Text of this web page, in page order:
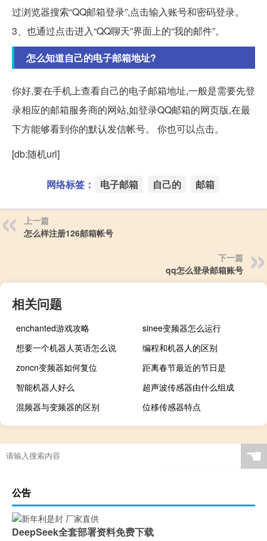
过浏览器搜索“QQ邮箱登录”,点击输入账号和密码登录。
3、也通过点击进入“QQ聊天”界面上的“我的邮件”。
怎么知道自己的电子邮箱地址?
你好,要在手机上查看自己的电子邮箱地址,一般是需要先登
录相应的邮箱服务商的网站,如登录QQ邮箱的网页版,在最
下方能够看到你的默认发信帐号。 你也可以点击。
[db:随机url]
网络标签： 电子邮箱 自己的 邮箱
上一篇
怎么样注册126邮箱帐号
下一篇
qq怎么登录邮箱账号
相关问题
enchanted游戏攻略
sinee变频器怎么运行
想要一个机器人英语怎么说
编程和机器人的区别
zoncn变频器如何复位
距离春节最近的节日是
智能机器人好么
超声波传感器由什么组成
混频器与变频器的区别
位移传感器特点
☚
公告
DeepSeek全套部署资料免费下载